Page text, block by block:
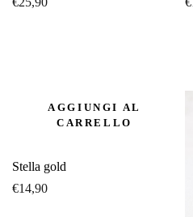
AGGIUNGI AL
CARRELLO
Stella gold
€14,90